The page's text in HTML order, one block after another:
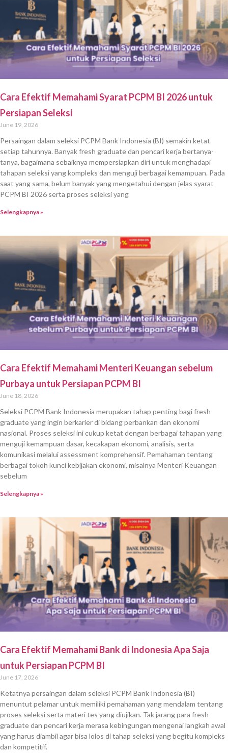
Cara Efektif Memahami Syarat PCPM BI 2026 untuk
Persiapan Seleksi
June 19, 2026
Persaingan dalam seleksi PCPM Bank Indonesia (BI) semakin ketat
setiap tahunnya. Banyak fresh graduate dan pencari kerja bertanya-
tanya, bagaimana sebaiknya mempersiapkan diri untuk menghadapi
tahapan seleksi yang kompleks dan menguji berbagai kemampuan. Pada
saat yang sama, belum banyak yang mengetahui dengan jelas syarat
PCPM BI 2026 serta proses seleksi yang
Selengkapnya »
Cara Efektif Memahami Menteri Keuangan sebelum
Purbaya untuk Persiapan PCPM BI
June 18, 2026
Seleksi PCPM Bank Indonesia merupakan tahap penting bagi fresh
graduate yang ingin berkarier di bidang perbankan dan ekonomi
nasional. Proses seleksi ini cukup ketat dengan berbagai tahapan yang
menguji kemampuan dasar, kecakapan ekonomi, analisis, serta
komunikasi melalui assessment komprehensif. Pemahaman tentang
berbagai tokoh kunci kebijakan ekonomi, misalnya Menteri Keuangan
sebelum
Selengkapnya »
Cara Efektif Memahami Bank di Indonesia Apa Saja
untuk Persiapan PCPM BI
June 17, 2026
Ketatnya persaingan dalam seleksi PCPM Bank Indonesia (BI)
menuntut pelamar untuk memiliki pemahaman yang mendalam tentang
proses seleksi serta materi tes yang diujikan. Tak jarang para fresh
graduate dan pencari kerja merasa kebingungan mengenai langkah awal
yang harus diambil agar bisa lolos di tahap seleksi yang begitu kompleks
dan kompetitif.